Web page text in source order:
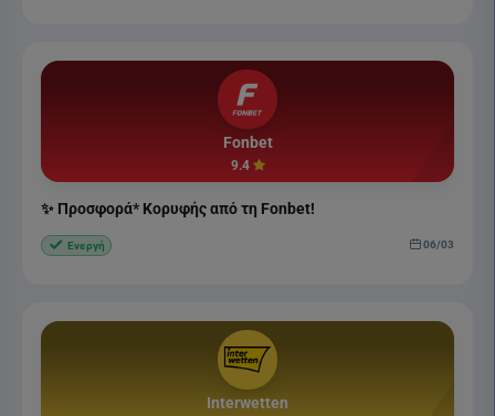
Fonbet
9.4
✨ Προσφορά* Κορυφής από τη Fonbet!
Ενεργή 06/03
Interwetten